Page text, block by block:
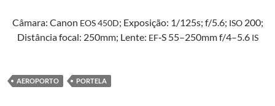
Câmara: Canon EOS 450D; Exposição: 1/125s; f/5.6; ISO200;
Dis­tân­cia focal: 250mm; Lente: EF‑S 55–250mm f/4–5.6 IS
AEROPORTO PORTELA